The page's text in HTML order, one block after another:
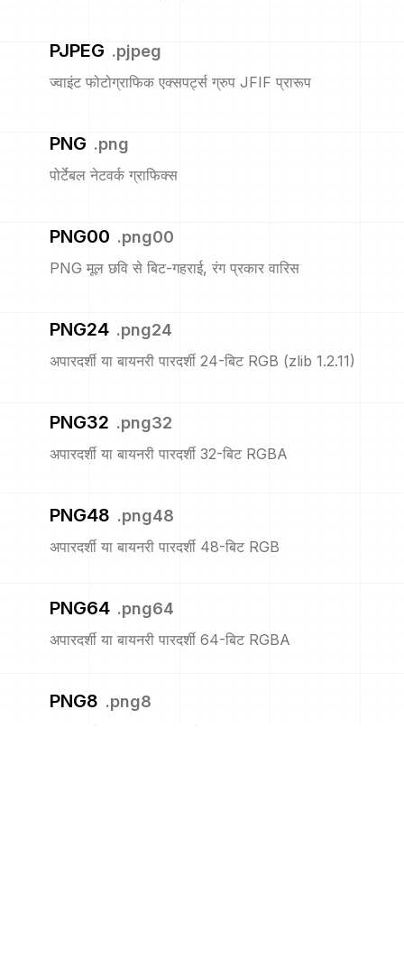
PJPEG .pjpeg
ज्वाइंट फोटोग्राफिक एक्सपर्ट्स ग्रुप JFIF प्रारूप
PNG .png
पोर्टेबल नेटवर्क ग्राफिक्स
PNG00 .png00
PNG मूल छवि से बिट-गहराई, रंग प्रकार वारिस
PNG24 .png24
अपारदर्शी या बायनरी पारदर्शी 24-बिट RGB (zlib 1.2.11)
PNG32 .png32
अपारदर्शी या बायनरी पारदर्शी 32-बिट RGBA
PNG48 .png48
अपारदर्शी या बायनरी पारदर्शी 48-बिट RGB
PNG64 .png64
अपारदर्शी या बायनरी पारदर्शी 64-बिट RGBA
PNG8 .png8